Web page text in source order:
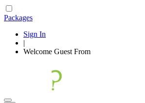
Packages
Sign In
|
Welcome Guest From